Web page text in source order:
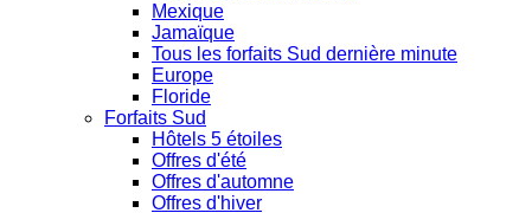
Mexique
Jamaïque
Tous les forfaits Sud dernière minute
Europe
Floride
Forfaits Sud
Hôtels 5 étoiles
Offres d'été
Offres d'automne
Offres d'hiver